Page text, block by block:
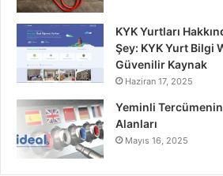
KYK Yurtları
Şey: KYK Yurt Bilgi
Güvenilir Kaynak
Haziran 17, 2025
Yeminli
Alanları
Mayıs 16, 2025